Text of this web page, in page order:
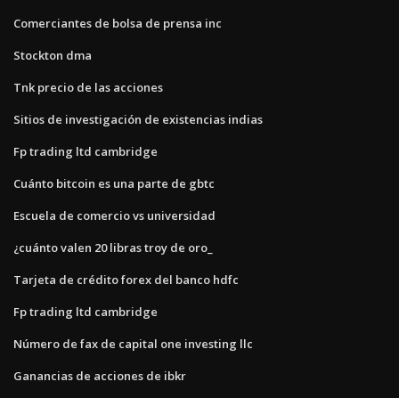
Comerciantes de bolsa de prensa inc
Stockton dma
Tnk precio de las acciones
Sitios de investigación de existencias indias
Fp trading ltd cambridge
Cuánto bitcoin es una parte de gbtc
Escuela de comercio vs universidad
¿cuánto valen 20 libras troy de oro_
Tarjeta de crédito forex del banco hdfc
Fp trading ltd cambridge
Número de fax de capital one investing llc
Ganancias de acciones de ibkr